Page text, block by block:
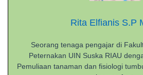
Rita Elfianis S.P
Seorang tenaga pengajar di
Peternakan UIN Suska RIAU
Pemuliaan tanaman dan fisiologi